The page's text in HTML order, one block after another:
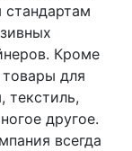
Кроме
для
текстиль,
другое.
всегда